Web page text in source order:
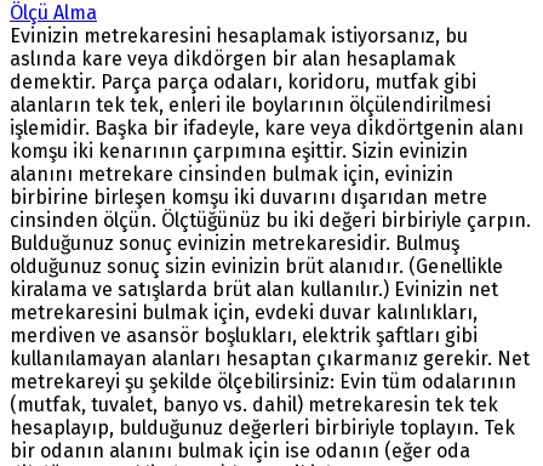
Ölçü Alma
Evinizin metrekaresini hesaplamak istiyorsanız, bu
aslında kare veya dikdörgen bir alan hesaplamak
demektir. Parça parça odaları, koridoru, mutfak gibi
alanların tek tek, enleri ile boylarının ölçülendirilmesi
işlemidir. Başka bir ifadeyle, kare veya dikdörtgenin alanı
komşu iki kenarının çarpımına eşittir. Sizin evinizin
alanını metrekare cinsinden bulmak için, evinizin
birbirine birleşen komşu iki duvarını dışarıdan metre
cinsinden ölçün. Ölçtüğünüz bu iki değeri birbiriyle çarpın.
Bulduğunuz sonuç evinizin metrekaresidir. Bulmuş
olduğunuz sonuç sizin evinizin brüt alanıdır. (Genellikle
kiralama ve satışlarda brüt alan kullanılır.) Evinizin net
metrekaresini bulmak için, evdeki duvar kalınlıkları,
merdiven ve asansör boşlukları, elektrik şaftları gibi
kullanılamayan alanları hesaptan çıkarmanız gerekir. Net
metrekareyi şu şekilde ölçebilirsiniz: Evin tüm odalarının
(mutfak, tuvalet, banyo vs. dahil) metrekaresin tek tek
hesaplayıp, bulduğunuz değerleri birbiriyle toplayın. Tek
bir odanın alanını bulmak için ise odanın (eğer oda